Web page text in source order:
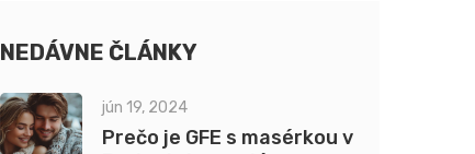
NEDÁVNE ČLÁNKY
jún 19, 2024
Prečo je GFE s masérkou v